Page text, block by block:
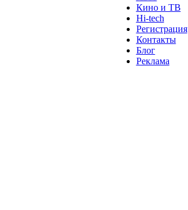
Кино и ТВ
Hi-tech
Регистрация
Контакты
Блог
Реклама